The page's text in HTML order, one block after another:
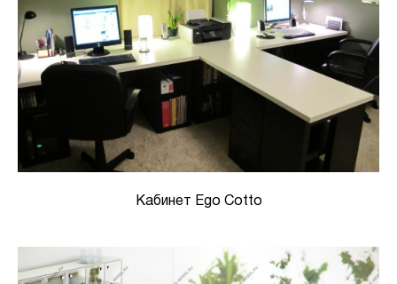
Кабинет Ego Cotto